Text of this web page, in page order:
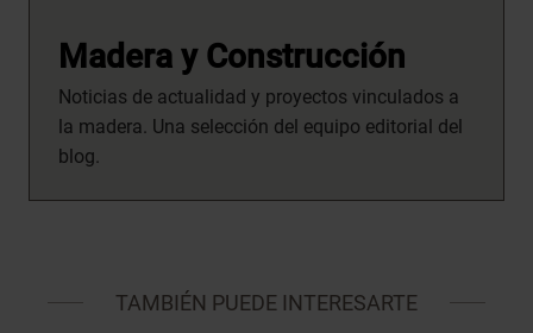
Madera y Construcción
Noticias de actualidad y proyectos vinculados a
la madera. Una selección del equipo editorial del
blog.
TAMBIÉN PUEDE INTERESARTE